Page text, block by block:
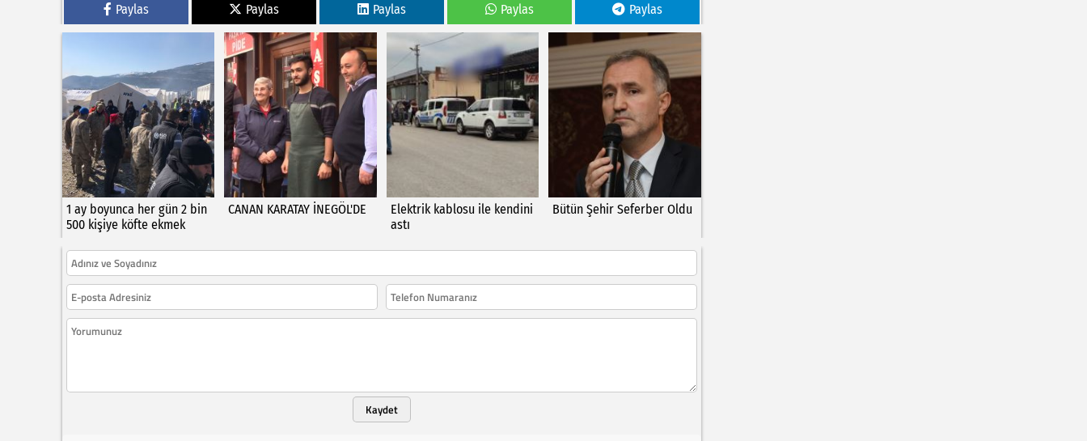
Paylas Paylas Paylas Paylas Paylas
1 ay boyunca her gün 2 bin
500 kişiye köfte ekmek
CANAN KARATAY İNEGÖL'DE
Elektrik kablosu ile kendini
astı
Bütün Şehir Seferber Oldu
Kaydet